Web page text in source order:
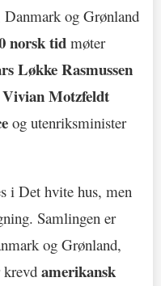
og Grønland
norsk tidmøter
Løkke Rasmussen
Vivian Motzfeldt
og utenriksminister
i Det hvite hus, men
Samlingen er
og Grønland,
krevd amerikansk